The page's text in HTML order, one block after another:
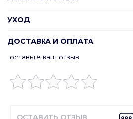
УХОД
ДОСТАВКА И ОПЛАТА
оставьте ваш отзыв
ОСТАВИТЬ ОТЗЫВ